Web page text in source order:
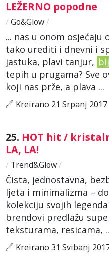
LEŽERNO popodne
/ Go&Glow/
... nas u onom osjećaju
tako urediti i dnevni i
jastuka, plavi tanjur,
tepih u prugama? Sve
koji nas prže, a plava ...
Kreirano 21 Srpanj 2017
25. HOT hit /
LA, LA!
/ Trend&Glow/
Čista, jednostavna,
ljeta i minimalizma –
kolekciju svojih
brendovi predlažu
teksturama, resicama,
Kreirano 31 Svibanj